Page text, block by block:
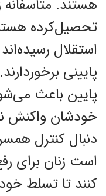
هستند. متأسفانه
تحصیل‌کرده
استقلال
پایینی
پایین باعث
خودشان واکنش
دنبال کنترل
است زنان برای
کنند تا تسلط